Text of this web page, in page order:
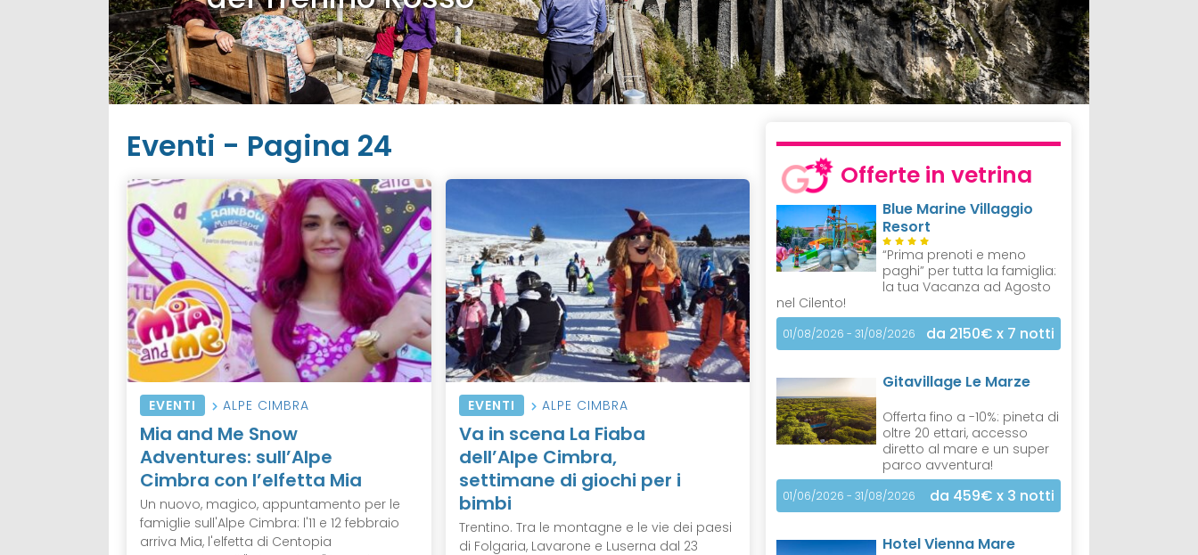
Eventi - Pagina 24
EVENTI ALPE CIMBRA
Mia and Me Snow
Adventures: sull’Alpe
Cimbra con l’elfetta Mia
Un nuovo, magico, appuntamento per le
famiglie sull'Alpe Cimbra: l'11 e 12 febbraio
arriva Mia, l'elfetta di Centopia
EVENTI ALPE CIMBRA
Va in scena La Fiaba
dell’Alpe Cimbra,
settimane di giochi per i
bimbi
Trentino. Tra le montagne e le vie dei paesi
di Folgaria, Lavarone e Luserna dal 23
Offerte in vetrina
Blue Marine Villaggio
Resort
“Prima prenoti e meno
paghi” per tutta la famiglia:
la tua Vacanza ad Agosto
nel Cilento!
01/08/2026 - 31/08/2026 da 2150€ x 7 notti
Gitavillage Le Marze
Offerta fino a -10%: pineta di
oltre 20 ettari, accesso
diretto al mare e un super
parco avventura!
01/06/2026 - 31/08/2026 da 459€ x 3 notti
Hotel Vienna Mare